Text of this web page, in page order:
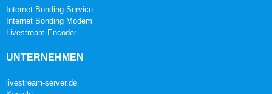
Internet Bonding Service
Internet Bonding Modem
Livestream Encoder
UNTERNEHMEN
livestream-server.de